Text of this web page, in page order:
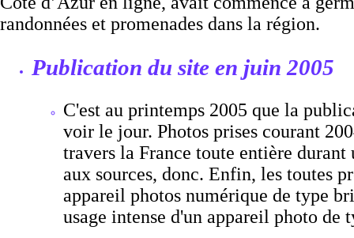
randonnées et promenades dans la région.
Publication du site en juin 2005
C'est au printemps 2005 que la
voir le jour. Photos prises courant
travers la France toute entière durant
aux sources, donc. Enfin, les toutes
appareil photos numérique de type
usage intense d'un appareil photo de